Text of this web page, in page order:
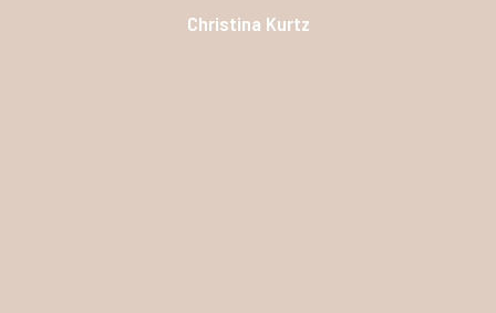
Christina Kurtz